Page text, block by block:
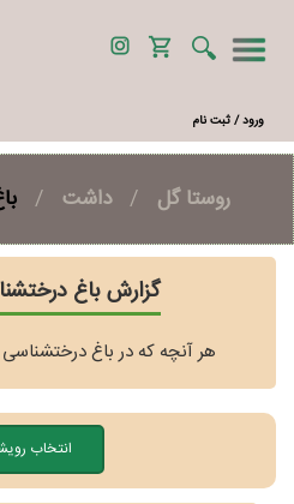
ورود / ثبت نام
روستا گل / داشت /
گزارش باغ
هر آنچه که در باغ
انتخاب